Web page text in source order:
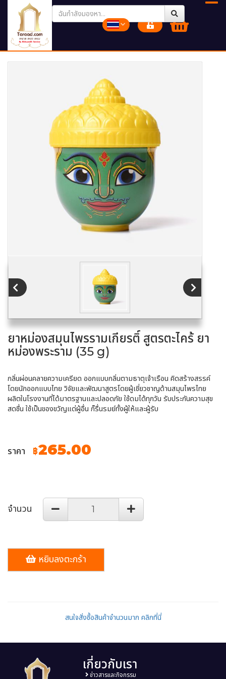
ยาหม่องสมุนไพรรามเกียรติ์ สูตรตะไคร้ ยา
หม่องพระราม (35 g)
กลิ่นผ่อนคลายความเครียด ออกแบบกลิ่นตามธาตุเจ้าเรือน คิดสร้างสรรค์
โดยนักออกแบบไทย วิจัยและพัฒนาสูตรโดยผู้เชี่ยวชาญด้านสมุนไพรไทย
ผลิตในโรงงานที่ได้มาตรฐานและปลอดภัย ใช้ดมได้ทุกวัน รับประกันความสุข
สดชื่น ใช้เป็นของขวัญแด่ผู้อื่น ก็รื่นรมย์ทั้งผู้ให้และผู้รับ
ราคา ฿265.00
จำนวน
หยิบลงตะกร้า
สนใจสั่งซื้อสินค้าจำนวนมาก คลิกที่นี่
เกี่ยวกับเรา
ข่าวสารและกิจกรรม